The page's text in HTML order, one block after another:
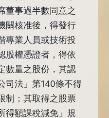
董事過半數同意之
關核准後，得發行
專業人員或技術投
股權憑證者，得依
數量之股份，其認
司法」第140條不得
制；其取得之股票
得額課稅減免」規